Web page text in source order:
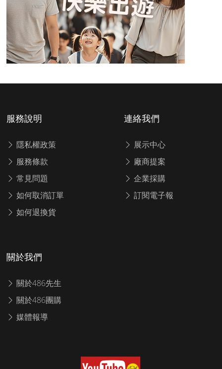
服務說明
隱私權政策
服務條款
常見問題
如何取消訂單
如何退換貨
連絡我們
展示中心
廠商提案
企業採購
訂閱電子報
關於我們
關於486先生
關於486團購
媒體報導